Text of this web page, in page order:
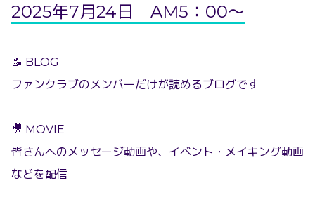
2025年7月24日 AM5：00〜
📝 BLOG
ファンクラブのメンバーだけが読めるブログです
🎥 MOVIE
皆さんへのメッセージ動画や、イベント・メイキング動画
などを配信